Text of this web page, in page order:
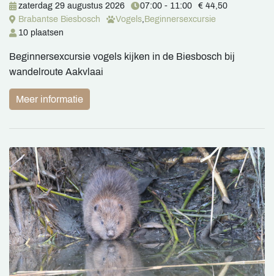
zaterdag 29 augustus 2026 07:00 - 11:00
€ 44,50
Brabantse Biesbosch
Vogels Beginnersexcursie
10 plaatsen
Beginnersexcursie vogels kijken in de Biesbosch bij
wandelroute Aakvlaai
Meer informatie